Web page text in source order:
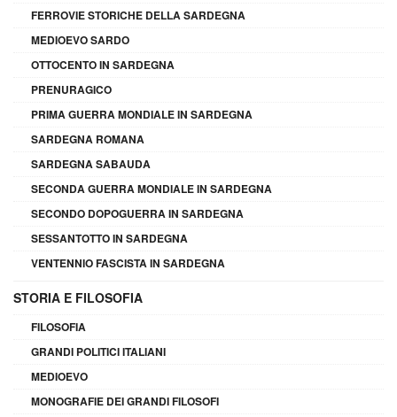
FERROVIE STORICHE DELLA SARDEGNA
MEDIOEVO SARDO
OTTOCENTO IN SARDEGNA
PRENURAGICO
PRIMA GUERRA MONDIALE IN SARDEGNA
SARDEGNA ROMANA
SARDEGNA SABAUDA
SECONDA GUERRA MONDIALE IN SARDEGNA
SECONDO DOPOGUERRA IN SARDEGNA
SESSANTOTTO IN SARDEGNA
VENTENNIO FASCISTA IN SARDEGNA
STORIA E FILOSOFIA
FILOSOFIA
GRANDI POLITICI ITALIANI
MEDIOEVO
MONOGRAFIE DEI GRANDI FILOSOFI